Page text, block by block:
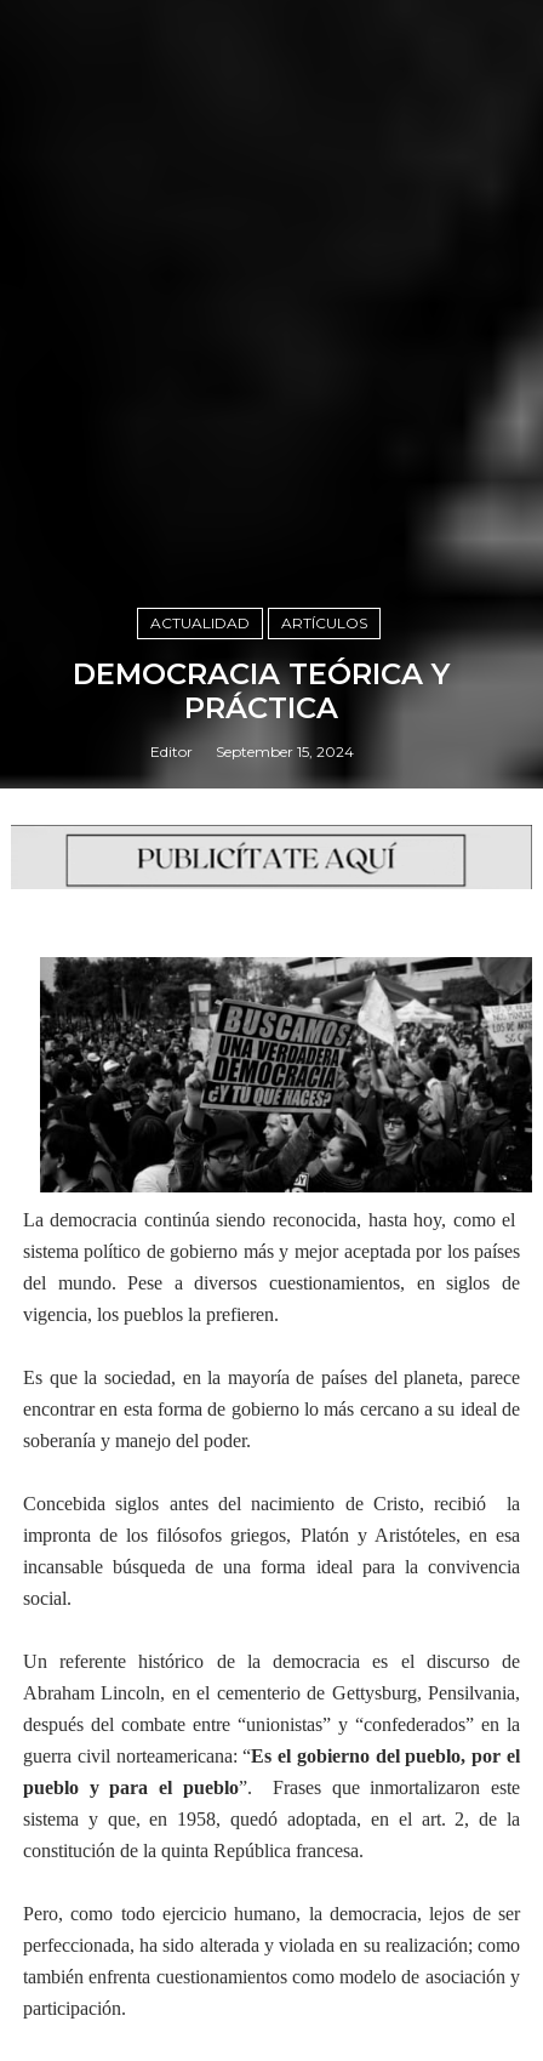
ACTUALIDAD ARTÍCULOS
DEMOCRACIA TEÓRICA Y
PRÁCTICA
Editor September 15, 2024
La democracia continúa siendo reconocida, hasta hoy, como el
sistema político de gobierno más y mejor aceptada por los países
del mundo. Pese a diversos cuestionamientos, en siglos de
vigencia, los pueblos la prefieren.
Es que la sociedad, en la mayoría de países del planeta, parece
encontrar en esta forma de gobierno lo más cercano a su ideal de
soberanía y manejo del poder.
Concebida siglos antes del nacimiento de Cristo, recibió
la
impronta de los filósofos griegos, Platón y Aristóteles, en esa
incansable búsqueda de una forma ideal para la convivencia
social.
Un referente histórico de la democracia es el discurso de
Abraham Lincoln, en el cementerio de Gettysburg, Pensilvania,
después del combate entre “unionistas” y “confederados” en la
guerra civil norteamericana: “Es el gobierno del pueblo, por el
pueblo y para el pueblo”.
Frases que inmortalizaron este
sistema y que, en 1958, quedó adoptada, en el art. 2, de la
constitución de la quinta República francesa.
Pero, como todo ejercicio humano, la democracia, lejos de ser
perfeccionada, ha sido alterada y violada en su realización; como
también enfrenta cuestionamientos como modelo de asociación y
participación.